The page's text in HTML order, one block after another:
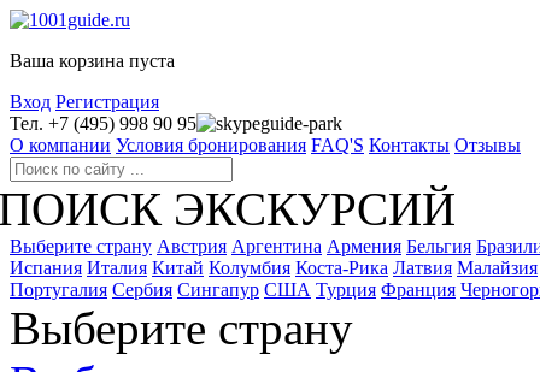
Ваша корзина пуста
Вход Регистрация
Тел. +7 (495) 998 90 95
guide-park
О компании Условия бронирования FAQ'S Контакты Отзывы
ЭКСКУРСИЙ
Выберите страну Австрия Аргентина Армения Бельгия
Испания Италия Китай Колумбия Коста-Рика Латвия Малайзия
Португалия Сербия Сингапур США Турция Франция
Выберите страну